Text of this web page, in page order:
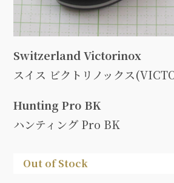
Switzerland Victorinox
スイス ビクトリノックス
Hunting Pro BK
ハンティング Pro BK
Out of Stock